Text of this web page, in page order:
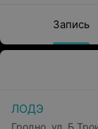
Запись
ЛОДЭ
Гродно, ул.